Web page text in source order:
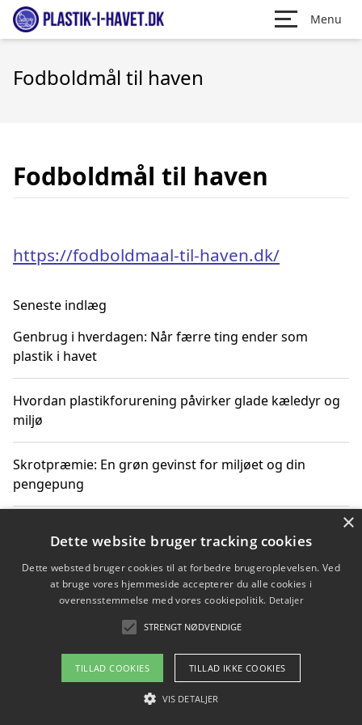
Menu
Fodboldmål til haven
Fodboldmål til haven
https://fodboldmaal-til-haven.dk/
Seneste indlæg
Genbrug i hverdagen: Når færre ting ender som
plastik i havet
Hvordan plastikforurening påvirker glade kæledyr og
miljø
Skrotpræmie: En grøn gevinst for miljøet og din
pengepung
Hvordan blåfade med rist kan hjælpe med at reducere
plastik i havet
Spil kasinospil på et troværdigt online casino: Din
guide til sikker og sjov underholdning
Copyright 2026 - Pilanto Aps
Om / kontakt
×
Dette website bruger tracking cookies
Dette websted bruger cookies til at forbedre brugeroplevelsen. Ved
at bruge vores hjemmeside accepterer du alle cookies i
overensstemmelse med vores cookiepolitik. Detaljer
STRENGT NØDVENDIGE
TILLAD COOKIES TILLAD IKKE COOKIES
VIS DETALJER